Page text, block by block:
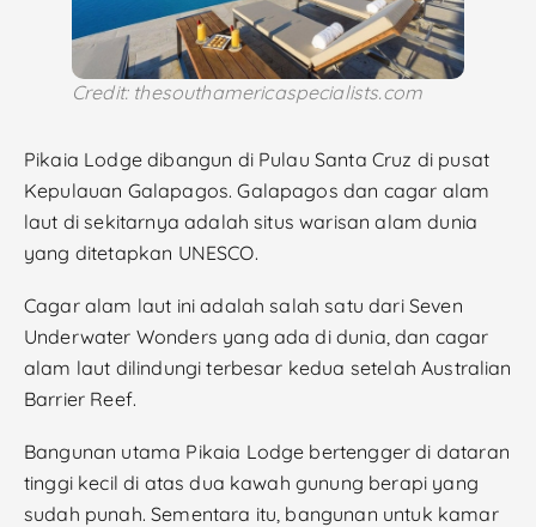
Credit: thesouthamericaspecialists.com
Pikaia Lodge dibangun di Pulau Santa Cruz di pusat
Kepulauan Galapagos. Galapagos dan cagar alam
laut di sekitarnya adalah situs warisan alam dunia
yang ditetapkan UNESCO.
Cagar alam laut ini adalah salah satu dari Seven
Underwater Wonders yang ada di dunia, dan cagar
alam laut dilindungi terbesar kedua setelah Australian
Barrier Reef.
Bangunan utama Pikaia Lodge bertengger di dataran
tinggi kecil di atas dua kawah gunung berapi yang
sudah punah. Sementara itu, bangunan untuk kamar